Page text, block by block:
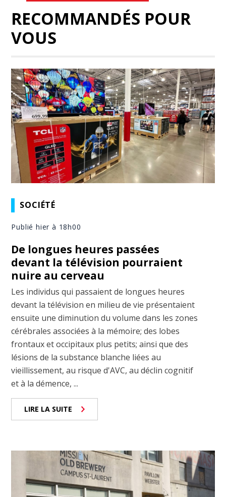
RECOMMANDÉS POUR
VOUS
SOCIÉTÉ
Publié hier à 18h00
De longues heures passées
devant la télévision pourraient
nuire au cerveau
Les individus qui passaient de longues heures
devant la télévision en milieu de vie présentaient
ensuite une diminution du volume dans les zones
cérébrales associées à la mémoire; des lobes
frontaux et occipitaux plus petits; ainsi que des
lésions de la substance blanche liées au
vieillissement, au risque d'AVC, au déclin cognitif
et à la démence, ...
LIRE LA SUITE